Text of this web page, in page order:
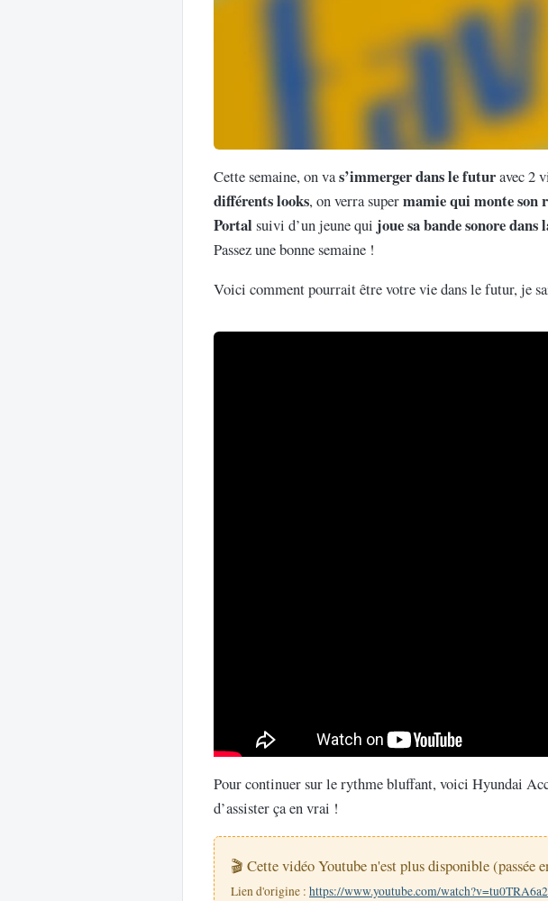
Cette semaine, on vas’immerger dans le futuravec 2
différents looks, on verra supermamie qui monte son
Portal suivi d’un jeune qui joue sa bande sonore dans
Passez une bonne semaine !
Voici comment pourrait être votre vie dans le futur, je
Pour continuer sur le rythme bluffant, voici Hyundai
d’assister ça en vrai !
🎬 Cette vidéo Youtube n'est plus disponible (passée
Lien d'origine : https://www.youtube.com/